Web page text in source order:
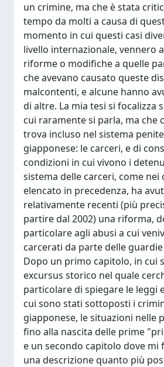
un crimine, ma che è stata
tempo da molti a causa di
momento in cui questi casi
livello internazionale, vennero
riforme o modifiche a quelle
che avevano causato queste
malcontenti, e alcune hanno
di altre. La mia tesi si focalizza
cui raramente si parla, ma che
trova incluso nel sistema
giapponese: le carceri, e di
condizioni in cui vivono i
sistema delle carceri, come nei
elencato in precedenza, ha
relativamente recenti (più
partire dal 2002) una riforma,
particolare agli abusi a cui
carcerati da parte delle
Dopo un primo capitolo, in cui
excursus storico nel quale
particolare di spiegare le leggi
cui sono stati sottoposti i
giapponese, le situazioni nelle
fino alla nascita delle prime
e un secondo capitolo dove mi
una descrizione quanto più